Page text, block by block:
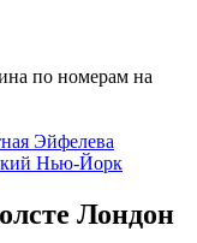
по номерам на
Эйфелева
Нью-Йорк
Лондон